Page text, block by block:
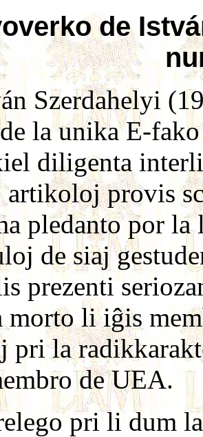
de
Szerdahelyi
la unika E-
diligenta
artikoloj provis
pledanto por la
de siaj
prezenti
morto li iĝis
pri la
de UEA.
pri li dum